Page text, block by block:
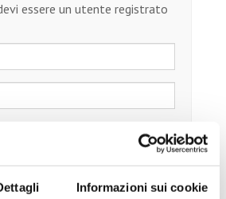
Informazioni sui cookie
essere un utente registrato